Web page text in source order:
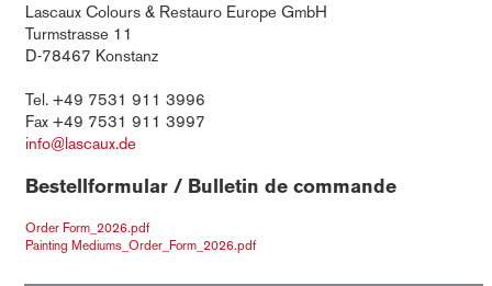
Lascaux Colours & Restauro Europe GmbH
Turmstrasse 11
D-78467 Konstanz
Tel. +49 7531 911 3996
Fax +49 7531 911 3997
info@lascaux.de
Bestellformular / Bulletin de commande
Order Form_2026.pdf
Painting Mediums_Order_Form_2026.pdf